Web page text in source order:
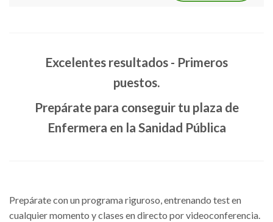
Excelentes resultados - Primeros
puestos.
Prepárate para conseguir tu plaza de
Enfermera en la Sanidad Pública
Prepárate con un programa riguroso, entrenando test en
cualquier momento y clases en directo por videoconferencia.